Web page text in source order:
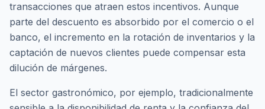
transacciones que atraen estos incentivos. Aunque
parte del descuento es absorbido por el comercio o el
banco, el incremento en la rotación de inventarios y la
captación de nuevos clientes puede compensar esta
dilución de márgenes.
El sector gastronómico, por ejemplo, tradicionalmente